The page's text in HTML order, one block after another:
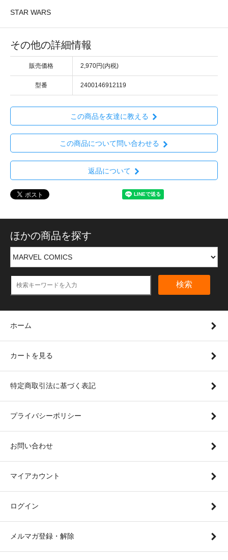
STAR WARS
その他の詳細情報
販売価格 2,970円(内税)
型番 2400146912119
この商品を友達に教える
この商品について問い合わせる
返品について
ほかの商品を探す
検索
ホーム
カートを見る
特定商取引法に基づく表記
プライバシーポリシー
お問い合わせ
マイアカウント
ログイン
メルマガ登録・解除